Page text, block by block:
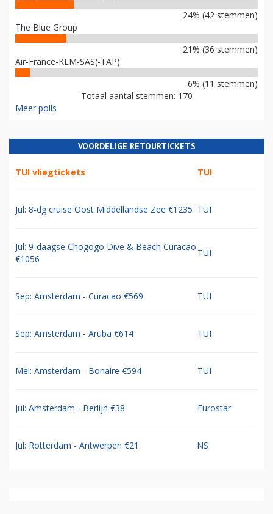
24% (42 stemmen)
The Blue Group
21% (36 stemmen)
Air-France-KLM-SAS(-TAP)
6% (11 stemmen)
Totaal aantal stemmen: 170
Meer polls
VOORDELIGE RETOURTICKETS
TUI vliegtickets TUI
Jul: 8-dg cruise Oost Middellandse Zee €1235 TUI
Jul: 9-daagse Chogogo Dive & Beach Curacao
€1056
TUI
Sep: Amsterdam - Curacao €569 TUI
Sep: Amsterdam - Aruba €614 TUI
Mei: Amsterdam - Bonaire €594 TUI
Jul: Amsterdam - Berlijn €38 Eurostar
Jul: Rotterdam - Antwerpen €21 NS